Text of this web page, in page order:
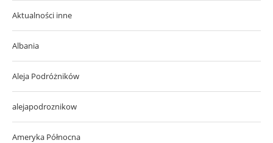
Aktualności inne
Albania
Aleja Podróżników
alejapodroznikow
Ameryka Północna